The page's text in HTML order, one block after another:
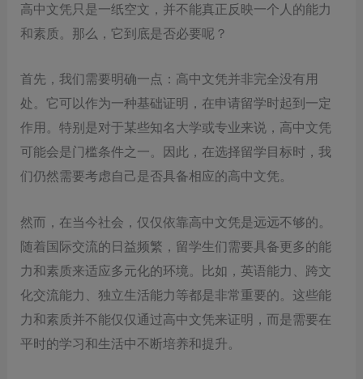
高中文凭只是一纸空文，并不能真正反映一个人的能力
和素质。那么，它到底是否必要呢？
首先，我们需要明确一点：高中文凭并非完全没有用
处。它可以作为一种基础证明，在申请留学时起到一定
作用。特别是对于某些知名大学或专业来说，高中文凭
可能会是门槛条件之一。因此，在选择留学目标时，我
们仍然需要考虑自己是否具备相应的高中文凭。
然而，在当今社会，仅仅依靠高中文凭是远远不够的。
随着国际交流的日益频繁，留学生们需要具备更多的能
力和素质来适应多元化的环境。比如，英语能力、跨文
化交流能力、独立生活能力等都是非常重要的。这些能
力和素质并不能仅仅通过高中文凭来证明，而是需要在
平时的学习和生活中不断培养和提升。